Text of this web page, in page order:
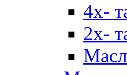
4х-
2х-